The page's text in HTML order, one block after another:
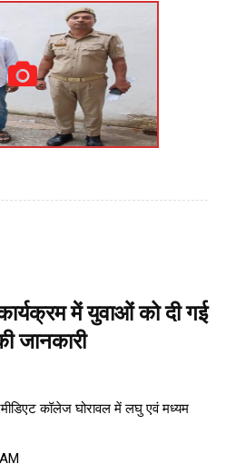
में युवाओं को दी गई
जानकारी
कॉलेज घोरावल में लघु एवं मध्यम